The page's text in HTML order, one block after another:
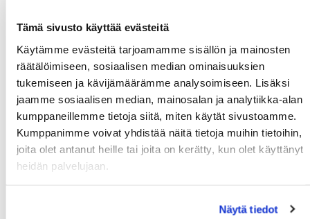
Tämä sivusto käyttää evästeitä
Käytämme evästeitä tarjoamamme sisällön ja mainosten
räätälöimiseen, sosiaalisen median ominaisuuksien
tukemiseen ja kävijämäärämme analysoimiseen. Lisäksi
jaamme sosiaalisen median, mainosalan ja analytiikka-alan
kumppaneillemme tietoja siitä, miten käytät sivustoamme.
Kumppanimme voivat yhdistää näitä tietoja muihin tietoihin,
joita olet antanut heille tai joita on kerätty, kun olet käyttänyt
heidän palvelujaan.
Näytä tiedot
Paytrail Oyj, y-tunnus: 2122839-7
Innova 2
Lutakonaukio 7
40100 Jyväskylä
Puhelin: 0207 181830
Verkkopankit
Verkkopankkimaksamiseen liittyvän maksu- ja
kanssa. Paytrail Oy ostaa maksusuorituksen ja tilittää